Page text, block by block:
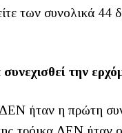
των συνολικά
την
ήταν η πρώτη